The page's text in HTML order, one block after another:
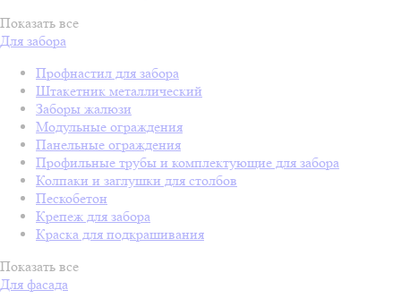
Показать все
Для забора
Профнастил для забора
Штакетник металлический
Заборы жалюзи
Модульные ограждения
Панельные ограждения
Профильные трубы и комплектующие для забора
Колпаки и заглушки для столбов
Пескобетон
Крепеж для забора
Краска для подкрашивания
Показать все
Для фасада